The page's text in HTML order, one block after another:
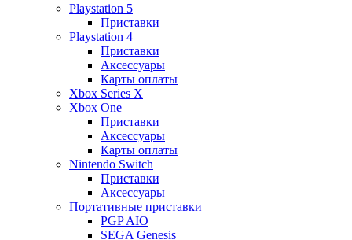
Playstation 5
Приставки
Playstation 4
Приставки
Аксессуары
Карты оплаты
Xbox Series X
Xbox One
Приставки
Аксессуары
Карты оплаты
Nintendo Switch
Приставки
Аксессуары
Портативные приставки
PGP AIO
SEGA Genesis